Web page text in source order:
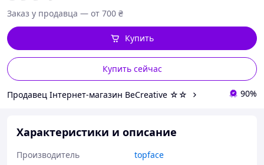
Заказ у продавца — от 700 ₴
Купить сейчас
Купить
Продавец Інтернет-магазин BeCreative ☆☆ 90%
Характеристики и описание
Производитель
topface